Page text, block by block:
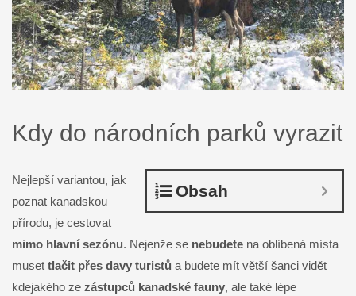
Kdy do národních parků vyrazit
Obsah
Nejlepší variantou, jak
poznat kanadskou
přírodu, je cestovat
mimo hlavní sezónu. Nejenže se nebudete na oblíbená místa
muset tlačit přes davy turistů a budete mít větší šanci vidět
kdejakého ze zástupců kanadské fauny, ale také lépe